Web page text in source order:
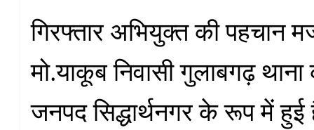
गिरफ्तार अभियुक्त की पहचान
मो.याकूब निवासी गुलाबगढ़
जनपद सिद्धार्थनगर के रूप में